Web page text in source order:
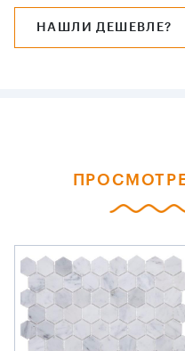
НАШЛИ ДЕШЕВЛЕ?